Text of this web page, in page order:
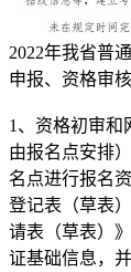
2022年我省普
申报、资格审
1、资格初审和
由报名点安排
名点进行报名
登记表（草表
请表（草表）
证基础信息，